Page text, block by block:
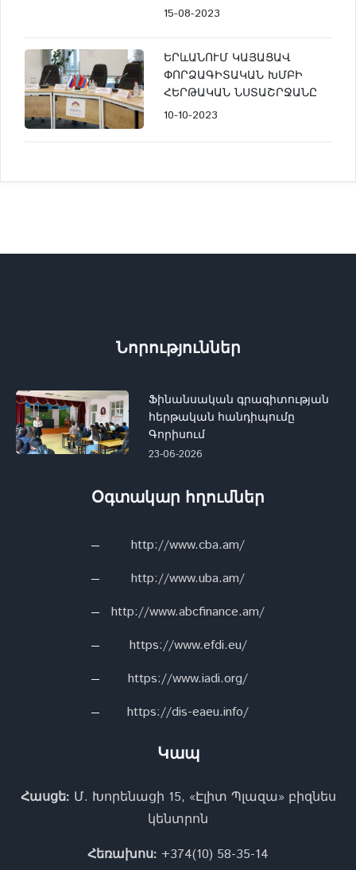
15-08-2023
ԵՐևԱՆՈՒՄ ԿԱՅԱՑԱՎ
ՓՈՐՁԱԳԻՏԱԿԱՆ ԽՄԲԻ
ՀԵՐԹԱԿԱՆ ՆՍՏԱՇՐՋԱՆԸ
10-10-2023
Նորություններ
Ֆինանսական գրագիտության
հերթական հանդիպումը
Գորիսում
23-06-2026
Օգտակար հղումներ
http://www.cba.am/
http://www.uba.am/
http://www.abcfinance.am/
https://www.efdi.eu/
https://www.iadi.org/
https://dis-eaeu.info/
Կապ
Հասցե: Մ. Խորենացի 15, «Էլիտ Պլազա» բիզնես
կենտրոն
Հեռախոս: +374(10) 58-35-14